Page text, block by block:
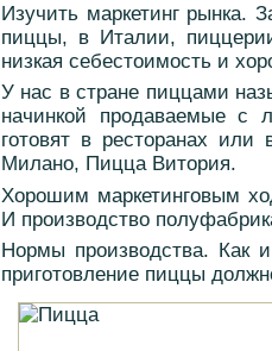
Изучить маркетинг рынка.
пиццы, в Италии,
низкая себестоимость и
У нас в стране пиццами
начинкой продаваемые с
готовят в ресторанах
Милано, Пицца Витория.
Хорошим маркетинговым
И производство
Нормы производства. Как
приготовление пиццы